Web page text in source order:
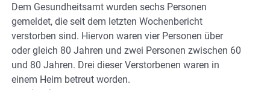
Dem Gesundheitsamt wurden sechs Personen
gemeldet, die seit dem letzten Wochenbericht
verstorben sind. Hiervon waren vier Personen über
oder gleich 80 Jahren und zwei Personen zwischen 60
und 80 Jahren. Drei dieser Verstorbenen waren in
einem Heim betreut worden.